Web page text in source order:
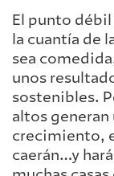
El punto
la cuantía de
sea
unos
sostenibles.
altos
crecimiento,
caerán…y